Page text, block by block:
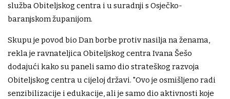
služba Obiteljskog centra i u suradnji s Osječko-
baranjskom županijom.
Skupu je povod bio Dan borbe protiv nasilja na ženama,
rekla je ravnateljica Obiteljskog centra Ivana Šešo
dodajući kako su paneli samo dio strateškog razvoja
Obiteljskog centra u cijeloj državi. "Ovo je osmišljeno radi
senzibilizacije i edukacije, ali je samo dio aktivnosti koje